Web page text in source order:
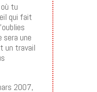
tu
qui fait
sera une
un travail
2007,